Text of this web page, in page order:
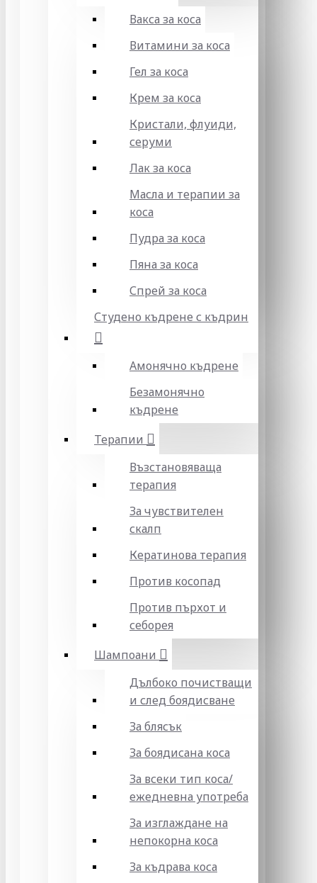
Вакса за коса
Витамини за коса
Гел за коса
Крем за коса
Кристали, флуиди,
серуми
Лак за коса
Масла и терапии за
коса
Пудра за коса
Пяна за коса
Спрей за коса
Студено къдрене с къдрин
Амонячно къдрене
Безамонячно
къдрене
Терапии
Възстановяваща
терапия
За чувствителен
скалп
Кератинова терапия
Против косопад
Против пърхот и
себорея
Шампоани
Дълбоко почистващи
и след боядисване
За блясък
За боядисана коса
За всеки тип коса/
ежедневна употреба
За изглаждане на
непокорна коса
За къдрава коса